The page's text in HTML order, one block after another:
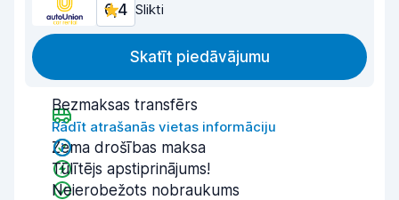
6,4 Slikti
Skatīt piedāvājumu
Bezmaksas transfērs
Rādīt atrašanās vietas informāciju
Zema drošības maksa
Tūlītējs apstiprinājums!
Neierobežots nobraukums